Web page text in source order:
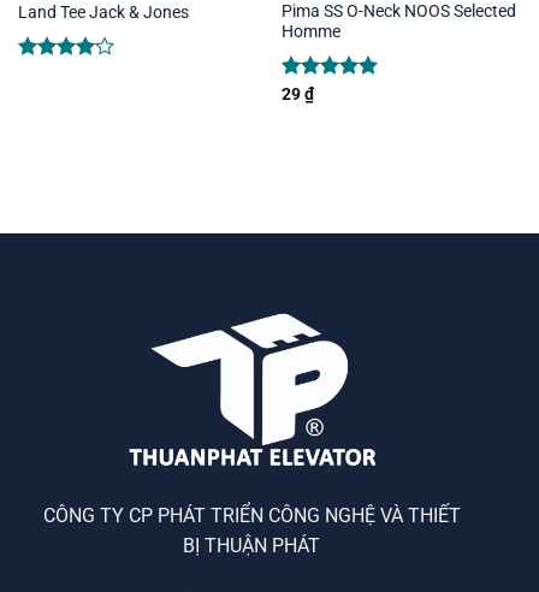
Land Tee Jack & Jones
Pima SS O-Neck NOOS Selected
Homme
Rated
29₫
CÔNG TY CP PHÁT TRIỂN CÔNG NGHỆ VÀ THIẾT
BỊ THUẬN PHÁT